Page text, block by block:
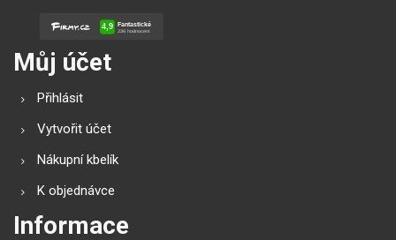
Můj účet
Přihlásit
Vytvořit účet
Nákupní kbelík
K objednávce
Informace